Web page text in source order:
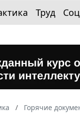
Труд
Горячие